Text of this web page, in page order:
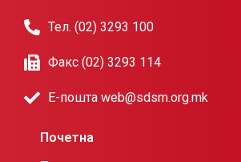
Тел. (02) 3293 100
Факс (02) 3293 114
Е-пошта web@sdsm.org.mk
Почетна